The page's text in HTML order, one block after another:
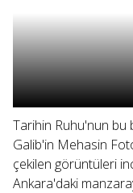
Tarihin Ruhu'nun bu
Galib'in Mehasin
çekilen görüntüleri
Ankara'daki